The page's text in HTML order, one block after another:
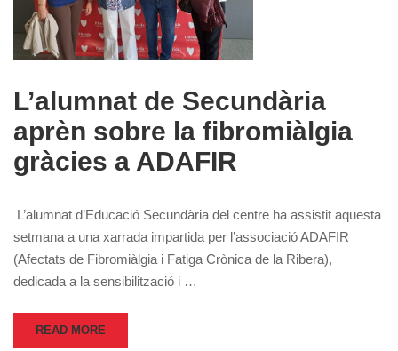
L’alumnat de Secundària
aprèn sobre la fibromiàlgia
gràcies a ADAFIR
L’alumnat d’Educació Secundària del centre ha assistit aquesta
setmana a una xarrada impartida per l’associació ADAFIR
(Afectats de Fibromiàlgia i Fatiga Crònica de la Ribera),
dedicada a la sensibilització i …
READ MORE